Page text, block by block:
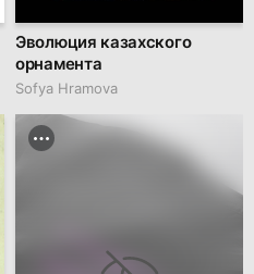
Эволюция казахского
орнамента
Sofya Hramova